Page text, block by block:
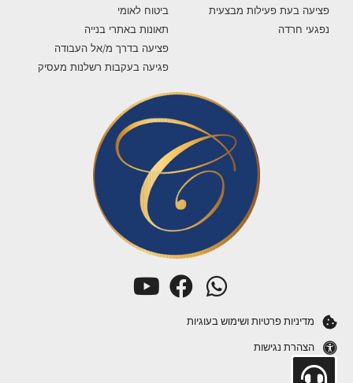
פציעה בעת פעילות מבצעית
נפגעי חרדה
ביטוח לאומי
תאונות באתרי בנייה
פציעה בדרך מ/אל העבודה
פגיעה בעקבות רשלנות מעסיק
מדיניות פרטיות ושימוש בעוגיות
הצהרת נגישות